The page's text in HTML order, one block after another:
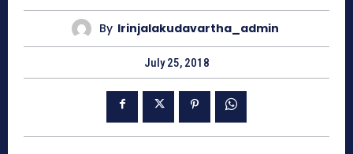
By Irinjalakudavartha_admin
July 25, 2018